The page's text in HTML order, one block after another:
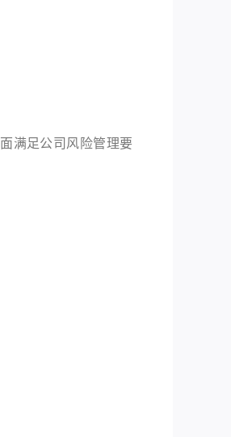
满足公司风险管理要